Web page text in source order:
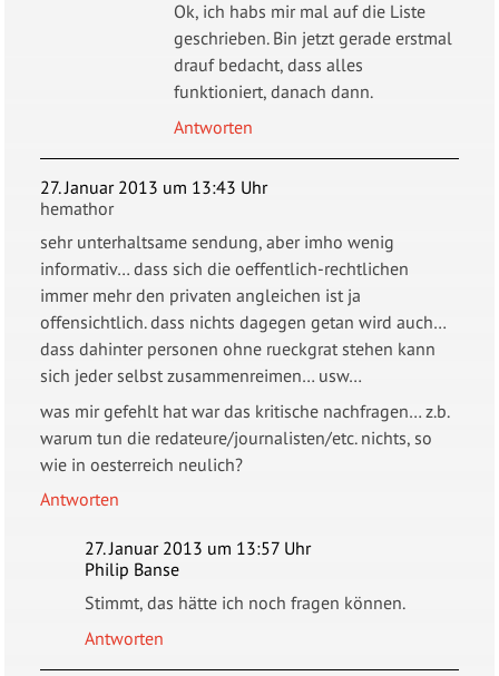
Ok, ich habs mir mal auf die Liste
geschrieben. Bin jetzt gerade erstmal
drauf bedacht, dass alles
funktioniert, danach dann.
Antworten
27. Januar 2013 um 13:43 Uhr
hemathor
sehr unterhaltsame sendung, aber imho wenig
informativ… dass sich die oeffentlich-rechtlichen
immer mehr den privaten angleichen ist ja
offensichtlich. dass nichts dagegen getan wird auch…
dass dahinter personen ohne rueckgrat stehen kann
sich jeder selbst zusammenreimen… usw…
was mir gefehlt hat war das kritische nachfragen… z.b.
warum tun die redateure/journalisten/etc. nichts, so
wie in oesterreich neulich?
Antworten
27. Januar 2013 um 13:57 Uhr
Philip Banse
Stimmt, das hätte ich noch fragen können.
Antworten